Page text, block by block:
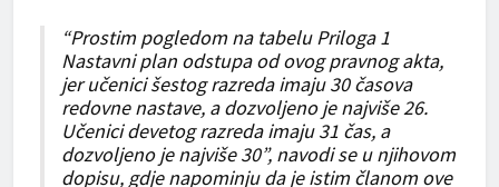
“Prostim pogledom na tabelu Priloga 1
Nastavni plan odstupa od ovog pravnog akta,
jer učenici šestog razreda imaju 30 časova
redovne nastave, a dozvoljeno je najviše 26.
Učenici devetog razreda imaju 31 čas, a
dozvoljeno je najviše 30”, navodi se u njihovom
dopisu, gdje napominju da je istim članom ove